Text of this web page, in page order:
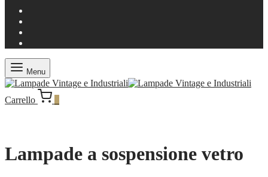
Menu
Carrello
Lampade a sospensione vetro